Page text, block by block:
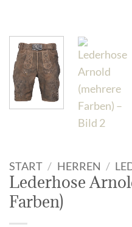
START / HERREN /
Lederhose
Farben)